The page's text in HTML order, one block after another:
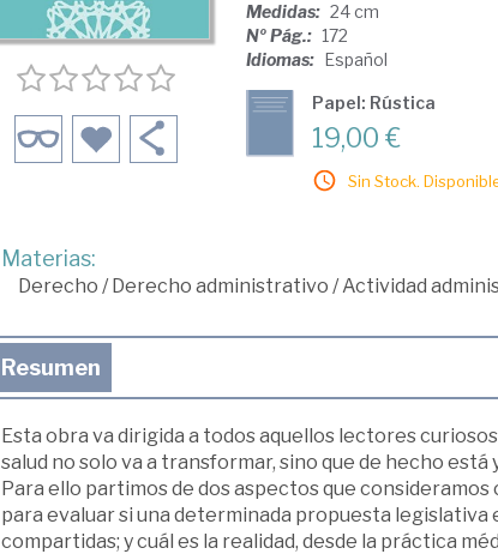
Medidas: 24 cm
Nº Pág.: 172
Idiomas: Español
Papel: Rústica
19,00 €
Sin Stock.
Materias:
Derecho /Derecho administrativo /Actividad
Resumen
Esta obra va dirigida a todos aquellos lectores
salud no solo va a transformar, sino que de hecho
Para ello partimos de dos aspectos que
para evaluar si una determinada propuesta
compartidas; y cuál es la realidad, desde la práctica